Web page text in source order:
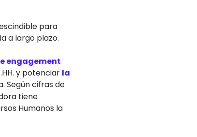
para
a largo plazo.
engagement
y potenciar la
Según cifras de
tiene
Humanos la